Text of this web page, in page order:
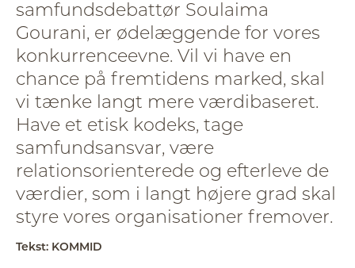
samfundsdebattør Soulaima
Gourani, er ødelæggende for vores
konkurrenceevne. Vil vi have en
chance på fremtidens marked, skal
vi tænke langt mere værdibaseret.
Have et etisk kodeks, tage
samfundsansvar, være
relationsorienterede og efterleve de
værdier, som i langt højere grad skal
styre vores organisationer fremover.
Tekst: KOMMID